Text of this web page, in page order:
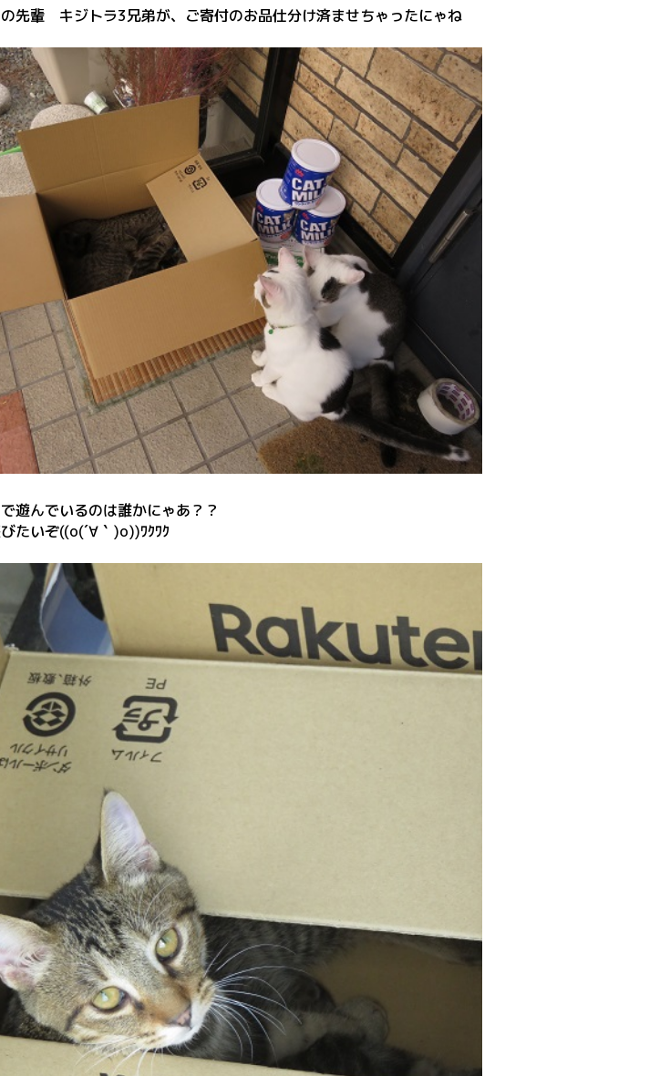
先輩 キジトラ3兄弟が、ご寄付のお品仕分け済ませちゃったにゃね
遊んでいるのは誰かにゃあ？？
たいぞ((o(´∀｀)o))ﾜｸﾜｸ